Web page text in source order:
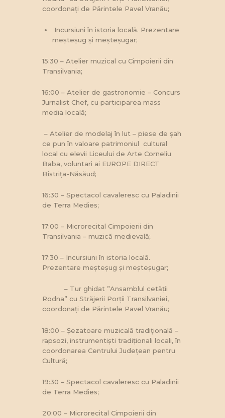
coordonați de Părintele Pavel Vranău;
Incursiuni în istoria locală. Prezentare
meșteșug și meșteșugar;
15:30 – Atelier muzical cu Cimpoierii din
Transilvania;
16:00 – Atelier de gastronomie – Concurs
Jurnalist Chef, cu participarea mass
media locală;
– Atelier de modelaj în lut – piese de șah
ce pun în valoare patrimoniul cultural
local cu elevii Liceului de Arte Corneliu
Baba, voluntari ai EUROPE DIRECT
Bistrița-Năsăud;
16:30 – Spectacol cavaleresc cu Paladinii
de Terra Medies;
17:00 – Microrecital Cimpoierii din
Transilvania – muzică medievală;
17:30 – Incursiuni în istoria locală.
Prezentare meșteșug și meșteșugar;
– Tur ghidat ”Ansamblul cetății
Rodna” cu Străjerii Porții Transilvaniei,
coordonați de Părintele Pavel Vranău;
18:00 – Șezatoare muzicală tradițională –
rapsozi, instrumentiști tradiționali locali, în
coordonarea Centrului Județean pentru
Cultură;
19:30 – Spectacol cavaleresc cu Paladinii
de Terra Medies;
20:00 – Microrecital Cimpoierii din